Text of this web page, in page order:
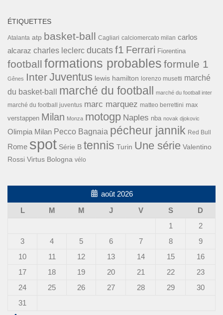
ÉTIQUETTES
Atalanta atp basket-ball Cagliari calciomercato milan carlos
alcaraz charles leclerc ducats f1 Ferrari Fiorentina
football formations probables formule 1
Gênes InterJuventus lewis hamilton lorenzo musetti marché
du basket-ball
marché du football marché du football inter
marché du football juventus marc marquez matteo berrettini max
verstappen Milan Monza motogp Naples nba novak djokovic
Olimpia Milan Pecco Bagnaia pécheur jannik Red Bull
Rome spot Série B tennis Turin Une série Valentino
Rossi Virtus Bologna vélo
août 2026
L
M M J V S
D
1
2
3
4 5 6 7 8
9
10
11 12 13 14 15
16
17
18 19 20 21 22
23
24
25 26 27 28 29
30
31